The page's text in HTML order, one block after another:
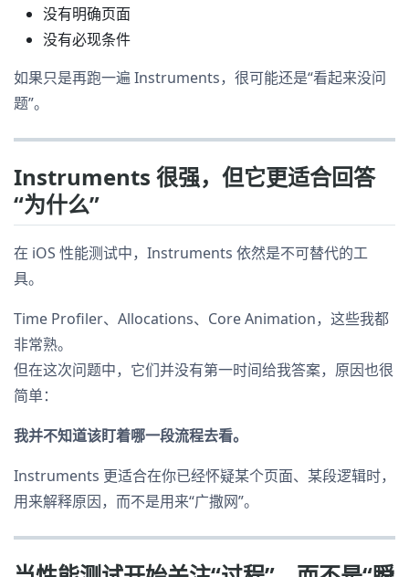
没有明确页面
没有必现条件
如果只是再跑一遍 Instruments，很可能还是“看起来没问
题”。
Instruments 很强，但它更适合回答
“为什么”
在 iOS 性能测试中，Instruments 依然是不可替代的工
具。
Time Profiler、Allocations、Core Animation，这些我都
非常熟。
但在这次问题中，它们并没有第一时间给我答案，原因也很
简单：
我并不知道该盯着哪一段流程去看。
Instruments 更适合在你已经怀疑某个页面、某段逻辑时，
用来解释原因，而不是用来“广撒网”。